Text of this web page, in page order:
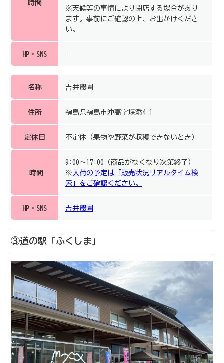
時間
※天候等の事情により閉店する場合があり
ます。事前にご確認の上、お出かけくださ
い。
HP・SNS –
名称 吉井農園
住所 福島県福島市沖高字堰添4-1
定休日 不定休（果物や野菜が収穫できないとき）
時間
9:00～17:00（商品がなくなり次第終了）
※ 入荷の予定は「販売状況リアルタイム検
索」をご確認ください。
HP・SNS 吉井農園
③道の駅「ふくしま」